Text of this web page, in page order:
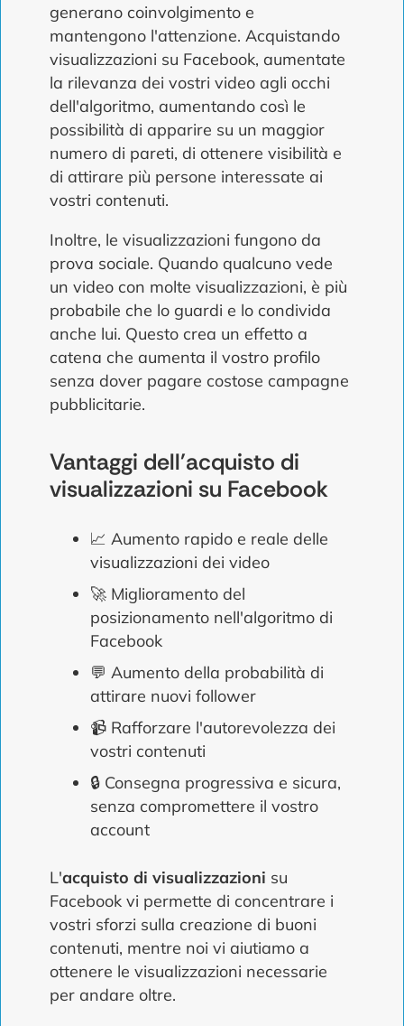
generano coinvolgimento e
mantengono l'attenzione. Acquistando
visualizzazioni su Facebook, aumentate
la rilevanza dei vostri video agli occhi
dell'algoritmo, aumentando così le
possibilità di apparire su un maggior
numero di pareti, di ottenere visibilità e
di attirare più persone interessate ai
vostri contenuti.
Inoltre, le visualizzazioni fungono da
prova sociale. Quando qualcuno vede
un video con molte visualizzazioni, è più
probabile che lo guardi e lo condivida
anche lui. Questo crea un effetto a
catena che aumenta il vostro profilo
senza dover pagare costose campagne
pubblicitarie.
Vantaggi dell'acquisto di
visualizzazioni su Facebook
📈 Aumento rapido e reale delle
visualizzazioni dei video
🚀 Miglioramento del
posizionamento nell'algoritmo di
Facebook
💬 Aumento della probabilità di
attirare nuovi follower
📹 Rafforzare l'autorevolezza dei
vostri contenuti
🔒 Consegna progressiva e sicura,
senza compromettere il vostro
account
L'acquisto di visualizzazioni su
Facebook vi permette di concentrare i
vostri sforzi sulla creazione di buoni
contenuti, mentre noi vi aiutiamo a
ottenere le visualizzazioni necessarie
per andare oltre.